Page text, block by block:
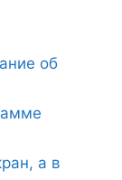
об
а в